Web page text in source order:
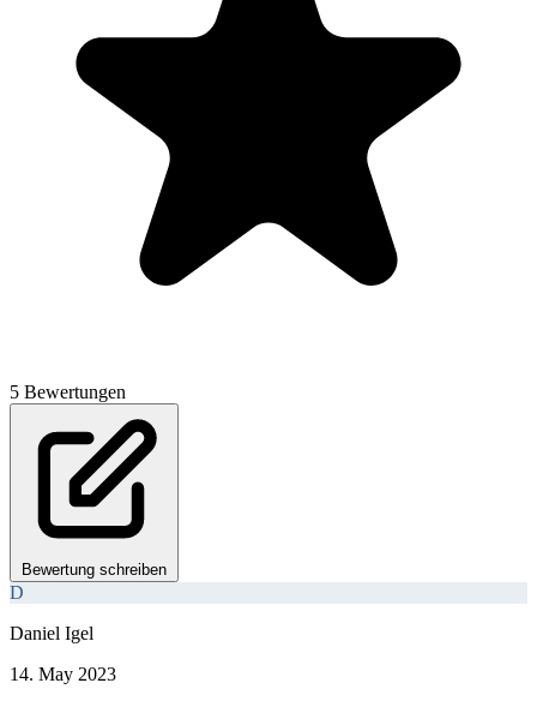
5 Bewertungen
Bewertung schreiben
D
Daniel Igel
14. May 2023